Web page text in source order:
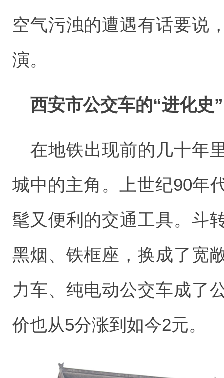
空气污浊的遭遇有话要说
演。
西安市公交车的“进化史”
在地铁出现前的几十年
城中的主角。上世纪90年
髦又便利的交通工具。斗
黑烟、铁框座，换成了宽
力车、纯电动公交车成了
价也从5分涨到如今2元。